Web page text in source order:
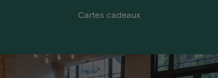
Cartes cadeaux